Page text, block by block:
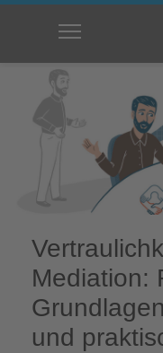
Mediation:
und